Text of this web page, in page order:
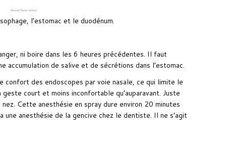
l’estomac et le duodénum.
ni boire dans les 6 heures précédentes. Il faut
de salive et de sécrétions dans l’estomac.
confort des endoscopes par voie nasale, ce qui limite le
court et moins inconfortable qu’auparavant. Juste
nez. Cette anesthésie en spray dure environ 20 minutes
anesthésie de la gencive chez le dentiste. Il ne s’agit